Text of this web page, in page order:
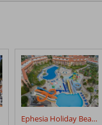
Ephesia Holiday Beach Club